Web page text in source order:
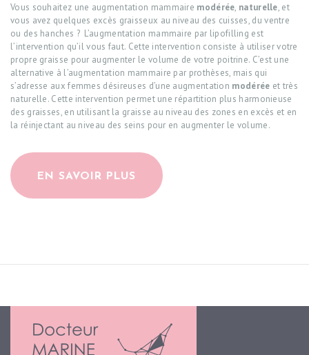
EPILATION DÉFINITIVE
LASER
CONTACT
Vous souhaitez une augmentation mammaire modérée, naturelle, et
vous avez quelques excès graisseux au niveau des cuisses, du ventre
ou des hanches ? L’augmentation mammaire par lipofilling est
l’intervention qu’il vous faut. Cette intervention consiste à utiliser votre
propre graisse pour augmenter le volume de votre poitrine. C’est une
alternative à l’augmentation mammaire par prothèses, mais qui
s’adresse aux femmes désireuses d’une augmentation modérée et très
naturelle. Cette intervention permet une répartition plus harmonieuse
des graisses, en utilisant la graisse au niveau des zones en excès et en
la réinjectant au niveau des seins pour en augmenter le volume.
EN SAVOIR PLUS